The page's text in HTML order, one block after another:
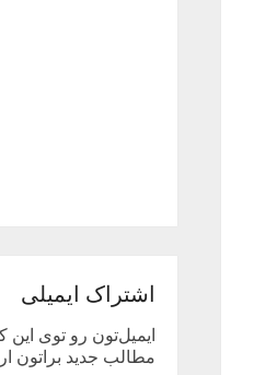
اشتراک ایمیلی
ایمیل‌تون رو توی این
مطالب جدید براتون